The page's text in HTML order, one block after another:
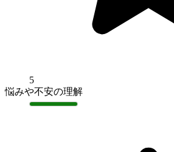
5
悩みや不安の理解